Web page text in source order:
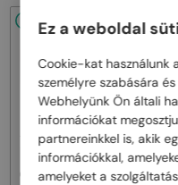
48/72
Dior—Napszemüvegek
CDIOR S1F - 35A0 D - 56
Ez a weboldal
Cookie-kat használunk
személyre szabására
Webhelyünk Ön általi
információkat
partnereinkkel is, akik
információkkal,
amelyeket a